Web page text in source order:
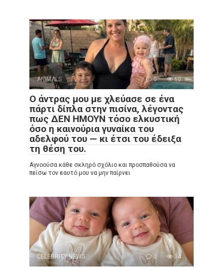
ANIMALS 0 60
Ο άντρας μου με χλεύασε σε ένα
πάρτι δίπλα στην πισίνα, λέγοντας
πως ΔΕΝ ΗΜΟΥΝ τόσο ελκυστική
όσο η καινούρια γυναίκα του
αδελφού του — κι έτσι του έδειξα
τη θέση του.
Αγνοούσα κάθε σκληρό σχόλιο και προσπαθούσα να
πείσω τον εαυτό μου να μην παίρνει
CELEBRITY NEWS 0 34